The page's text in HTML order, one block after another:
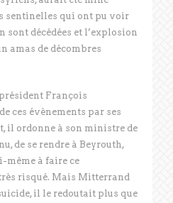
sentinelles qui ont pu voir
décédées et l’explosion
amas de décombres
François
ces évènements par ses
il ordonne à son ministre de
de se rendre à Beyrouth,
même à faire ce
risqué. Mais Mitterrand
il le redoutait plus que